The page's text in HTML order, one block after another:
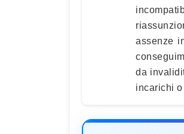
assenze
da
incarichi